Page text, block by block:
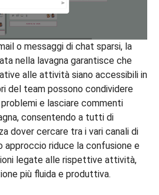
o messaggi di chat sparsi, la
nella lavagna garantisce che
alle attività siano accessibili in
del team possono condividere
e lasciare commenti
consentendo a tutti di
dover cercare tra i vari canali di
approccio riduce la confusione e
legate alle rispettive attività,
più fluida e produttiva.